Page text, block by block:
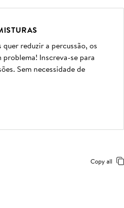
reduzir a percussão, os
problema! Inscreva-se para
Sem necessidade de
Copy all